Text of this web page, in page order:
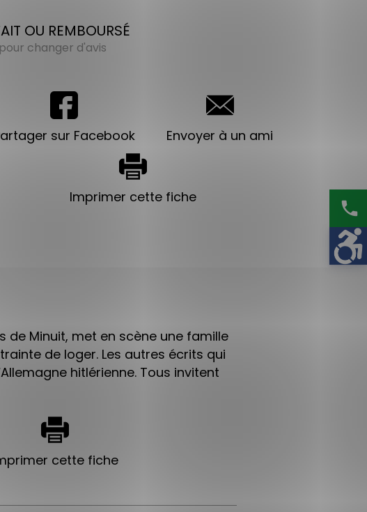
OU REMBOURSÉ
changer d'avis
sur Facebook Envoyer à un ami
Imprimer cette fiche
de Minuit, met en scène une famille
de loger. Les autres écrits qui
hitlérienne. Tous invitent
cette fiche
phone